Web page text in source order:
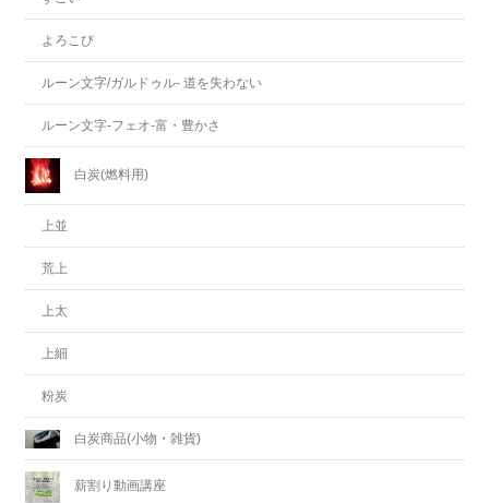
よろこび
ルーン文字/ガルドゥル- 道を失わない
ルーン文字-フェオ-富・豊かさ
白炭(燃料用)
上並
荒上
上太
上細
粉炭
白炭商品(小物・雑貨)
薪割り動画講座